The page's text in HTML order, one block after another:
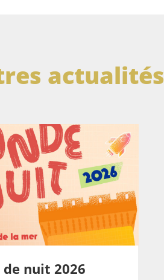
actualités
de nuit 2026